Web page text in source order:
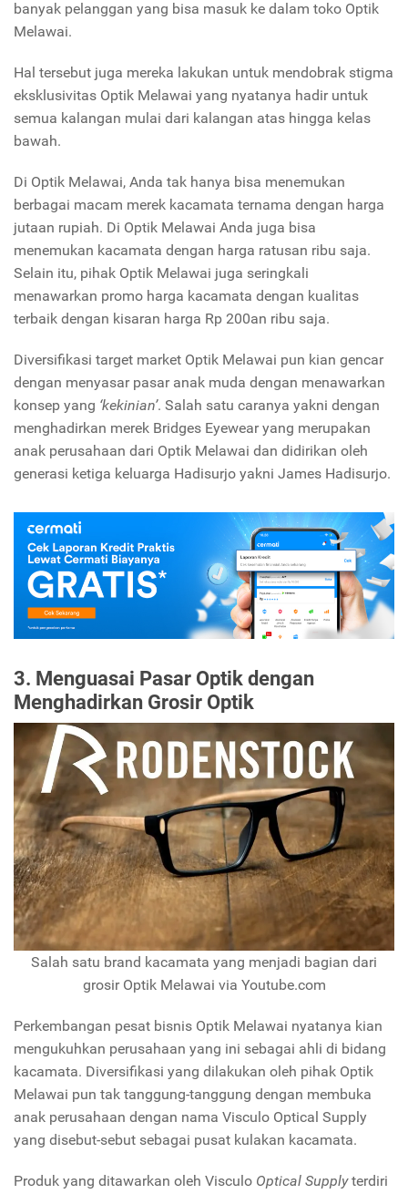
banyak pelanggan yang bisa masuk ke dalam toko Optik
Melawai.
Hal tersebut juga mereka lakukan untuk mendobrak stigma
eksklusivitas Optik Melawai yang nyatanya hadir untuk
semua kalangan mulai dari kalangan atas hingga kelas
bawah.
Di Optik Melawai, Anda tak hanya bisa menemukan
berbagai macam merek kacamata ternama dengan harga
jutaan rupiah. Di Optik Melawai Anda juga bisa
menemukan kacamata dengan harga ratusan ribu saja.
Selain itu, pihak Optik Melawai juga seringkali
menawarkan promo harga kacamata dengan kualitas
terbaik dengan kisaran harga Rp 200an ribu saja.
Diversifikasi target market Optik Melawai pun kian gencar
dengan menyasar pasar anak muda dengan menawarkan
konsep yang ‘kekinian’. Salah satu caranya yakni dengan
menghadirkan merek Bridges Eyewear yang merupakan
anak perusahaan dari Optik Melawai dan didirikan oleh
generasi ketiga keluarga Hadisurjo yakni James Hadisurjo.
3. Menguasai Pasar Optik dengan
Menghadirkan Grosir Optik
Salah satu brand kacamata yang menjadi bagian dari
grosir Optik Melawai via Youtube.com
Perkembangan pesat bisnis Optik Melawai nyatanya kian
mengukuhkan perusahaan yang ini sebagai ahli di bidang
kacamata. Diversifikasi yang dilakukan oleh pihak Optik
Melawai pun tak tanggung-tanggung dengan membuka
anak perusahaan dengan nama Visculo Optical Supply
yang disebut-sebut sebagai pusat kulakan kacamata.
Produk yang ditawarkan oleh Visculo Optical Supplyterdiri